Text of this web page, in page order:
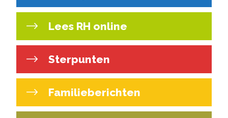
Lees RH online
Sterpunten
Familieberichten